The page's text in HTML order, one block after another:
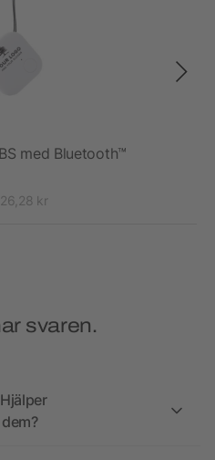
med Bluetooth™
kr
svaren.